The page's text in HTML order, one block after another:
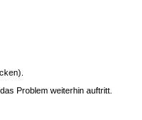
Problem weiterhin auftritt.